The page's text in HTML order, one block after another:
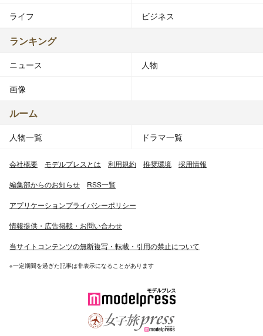
ライフ ビジネス
ランキング
ニュース 人物
画像
ルーム
人物一覧 ドラマ一覧
会社概要 モデルプレスとは 利用規約 推奨環境 採用情報
編集部からのお知らせ RSS一覧
アプリケーションプライバシーポリシー
情報提供・広告掲載・お問い合わせ
当サイトコンテンツの無断複写・転載・引用の禁止について
※一定期間を過ぎた記事は非表示になることがあります